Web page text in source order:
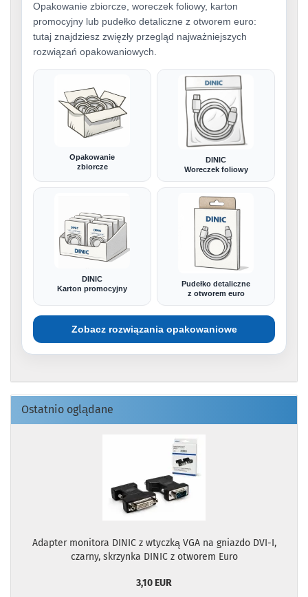
Opakowanie zbiorcze, woreczek foliowy, karton
promocyjny lub pudełko detaliczne z otworem euro:
tutaj znajdziesz zwięzły przegląd najważniejszych
rozwiązań opakowaniowych.
Opakowanie
zbiorcze
DINIC
Woreczek foliowy
DINIC
Karton promocyjny
Pudełko detaliczne
z otworem euro
Zobacz rozwiązania opakowaniowe
Ostatnio oglądane
Adapter monitora DINIC z wtyczką VGA na gniazdo DVI-I,
czarny, skrzynka DINIC z otworem Euro
3,10 EUR